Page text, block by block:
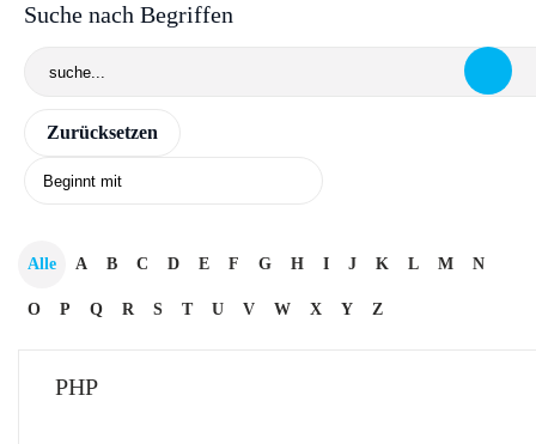
Suche nach Begriffen
Alle A B C D E F G H I J K L M N
O P Q R S T U V W X Y Z
PHP